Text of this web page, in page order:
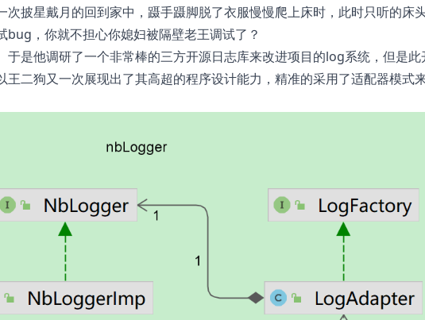
披星戴月的回到家中，蹑手蹑脚脱了衣服慢慢爬上床时，此时只听的床
，你就不担心你媳妇被隔壁老王调试了？
是他调研了一个非常棒的三方开源日志库来改进项目的log系统，但是此
二狗又一次展现出了其高超的程序设计能力，精准的采用了适配器模式